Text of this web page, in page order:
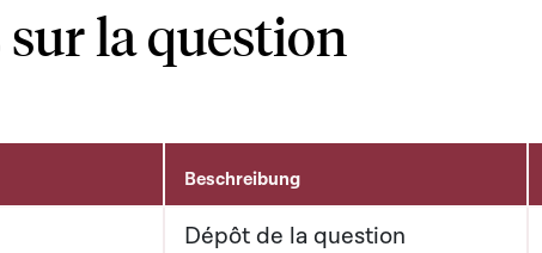
la question
Beschreibung
Dépôt de la question